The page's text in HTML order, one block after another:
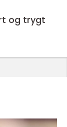
tørt og trygt